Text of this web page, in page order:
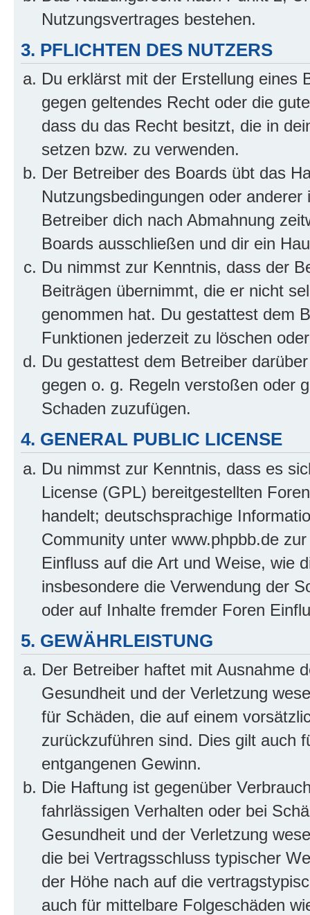
Nutzungsvertrages bestehen.
3. PFLICHTEN DES NUTZERS
Du erklärst mit der Erstellung eines
gegen geltendes Recht oder die
dass du das Recht besitzt, die in
setzen bzw. zu verwenden.
Der Betreiber des Boards übt das
Nutzungsbedingungen oder
Betreiber dich nach Abmahnung
Boards ausschließen und dir ein
Du nimmst zur Kenntnis, dass der
Beiträgen übernimmt, die er nicht
genommen hat. Du gestattest dem
Funktionen jederzeit zu löschen
Du gestattest dem Betreiber
gegen o. g. Regeln verstoßen oder
Schaden zuzufügen.
4. GENERAL PUBLIC LICENSE
Du nimmst zur Kenntnis, dass es
License (GPL) bereitgestellten
handelt; deutschsprachige
Community unter www.phpbb.de
Einfluss auf die Art und Weise, wie
insbesondere die Verwendung der
oder auf Inhalte fremder Foren
5. GEWÄHRLEISTUNG
Der Betreiber haftet mit Ausnahme
Gesundheit und der Verletzung
für Schäden, die auf einem
zurückzuführen sind. Dies gilt auch
entgangenen Gewinn.
Die Haftung ist gegenüber
fahrlässigen Verhalten oder bei
Gesundheit und der Verletzung
die bei Vertragsschluss typischer
der Höhe nach auf die
auch für mittelbare Folgeschäden